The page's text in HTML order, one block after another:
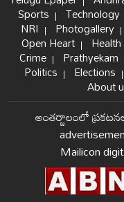
Sports Technology
NRI Photogallery
Open Heart Health
Crime Prathyekam
Politics Elections
About
అంతర్జాలంలో
Mailicon